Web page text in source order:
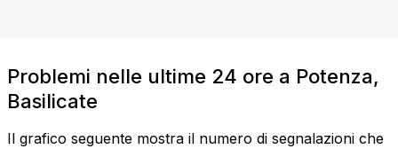
Problemi nelle ultime 24 ore a Potenza,
Basilicate
Il grafico seguente mostra il numero di segnalazioni che